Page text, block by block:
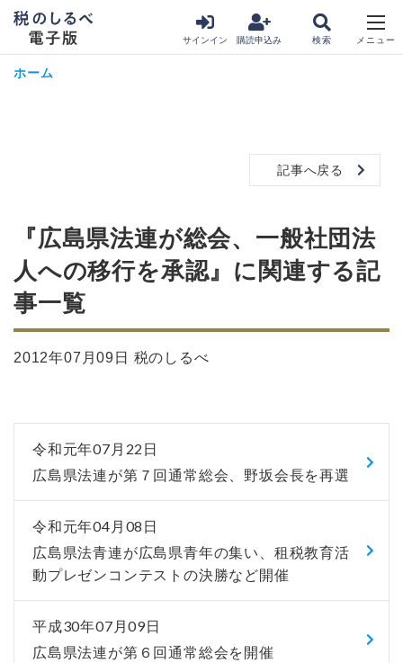
サインイン 購読申込み
ホーム
記事へ戻る
『広島県法連が総会、一般社団法
人への移行を承認』に関連する記
事一覧
2012年07月09日 税のしるべ
令和元年07月22日
広島県法連が第７回通常総会、野坂会長を再選
令和元年04月08日
広島県法青連が広島県青年の集い、租税教育活
動プレゼンコンテストの決勝など開催
平成30年07月09日
広島県法連が第６回通常総会を開催